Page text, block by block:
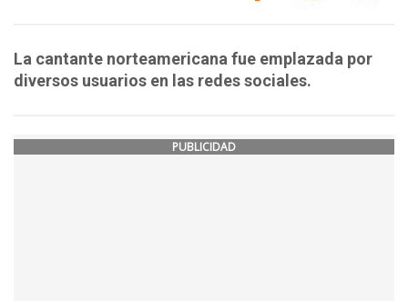
La cantante norteamericana fue emplazada por
diversos usuarios en las redes sociales.
PUBLICIDAD